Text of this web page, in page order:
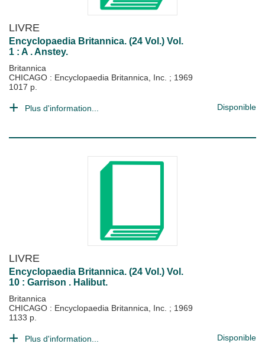
LIVRE
Encyclopaedia Britannica. (24 Vol.) Vol.
1 : A . Anstey.
Britannica
CHICAGO : Encyclopaedia Britannica, Inc. ; 1969
1017 p.
Plus d'information... Disponible
LIVRE
Encyclopaedia Britannica. (24 Vol.) Vol.
10 : Garrison . Halibut.
Britannica
CHICAGO : Encyclopaedia Britannica, Inc. ; 1969
1133 p.
Plus d'information... Disponible